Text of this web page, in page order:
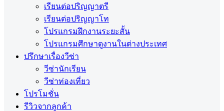
เรียนต่อปริญญาตรี
เรียนต่อปริญญาโท
โปรแกรมฝึกงานระยะสั้น
โปรแกรมศึกษาดูงานในต่างประเทศ
ปรึกษาเรื่องวีซ่า
วีซ่านักเรียน
วีซ่าท่องเที่ยว
โปรโมชั่น
รีวิวจากลูกค้า